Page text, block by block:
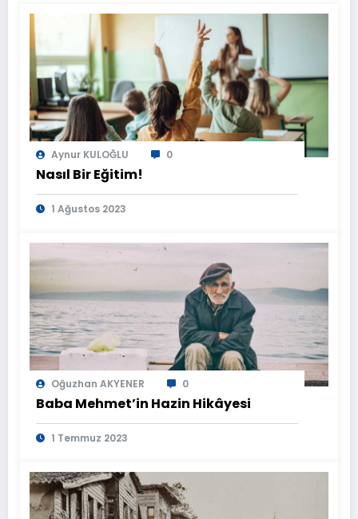
Aynur KULOĞLU 0
Nasıl Bir Eğitim!
1 Ağustos 2023
Oğuzhan AKYENER 0
Baba Mehmet’in Hazin Hikâyesi
1 Temmuz 2023